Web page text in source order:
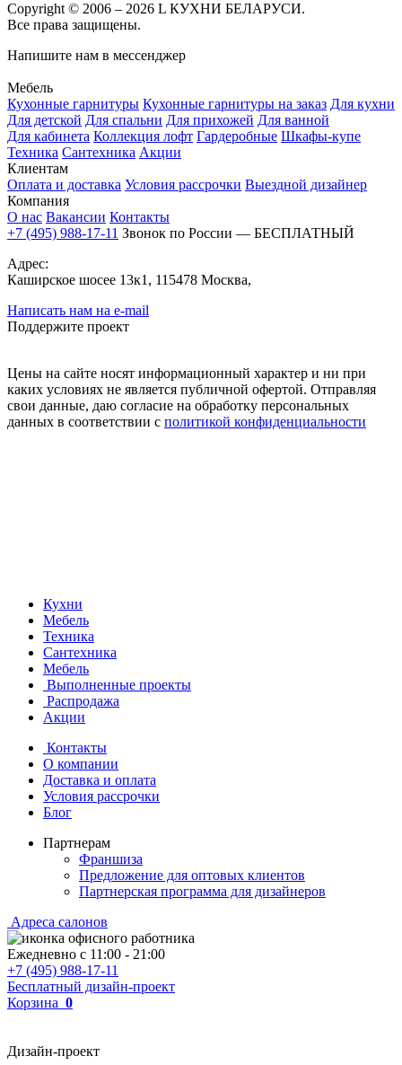
Copyright © 2006 – 2026 L КУХНИ БЕЛАРУСИ.
Все права защищены.
Напишите нам в мессенджер
Мебель
Кухонные гарнитуры Кухонные гарнитуры на заказ Для кухни
Для детской Для спальни Для прихожей Для ванной
Для кабинета Коллекция лофт Гардеробные Шкафы-купе
Техника Сантехника Акции
Клиентам
Оплата и доставка Условия рассрочки Выездной дизайнер
Компания
О нас Вакансии Контакты
+7 (495) 988-17-11 Звонок по России — БЕСПЛАТНЫЙ
Адрес:
Каширское шосее 13к1, 115478 Москва,
Написать нам на e-mail
Поддержите проект
Цены на сайте носят информационный характер и ни при
каких условиях не является публичной офертой. Отправляя
свои данные, даю согласие на обработку персональных
данных в соответствии с политикой конфиденциальности
Кухни
Мебель
Техника
Сантехника
Мебель
Выполненные проекты
Распродажа
Акции
Контакты
О компании
Доставка и оплата
Условия рассрочки
Блог
Партнерам
Франшиза
Предложение для оптовых клиентов
Партнерская программа для дизайнеров
Адреса салонов
Ежедневно с 11:00 - 21:00
+7 (495) 988-17-11
Бесплатный дизайн-проект
Корзина 0
Дизайн-проект